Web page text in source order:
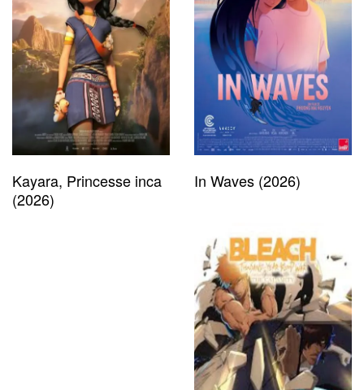
Kayara, Princesse inca
(2026)
In Waves (2026)